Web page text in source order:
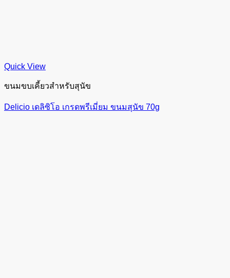
Quick View
ขนมขบเคี้ยวสำหรับสุนัข
Delicio เดลิซิโอ เกรดพรีเมี่ยม ขนมสุนัข 70g